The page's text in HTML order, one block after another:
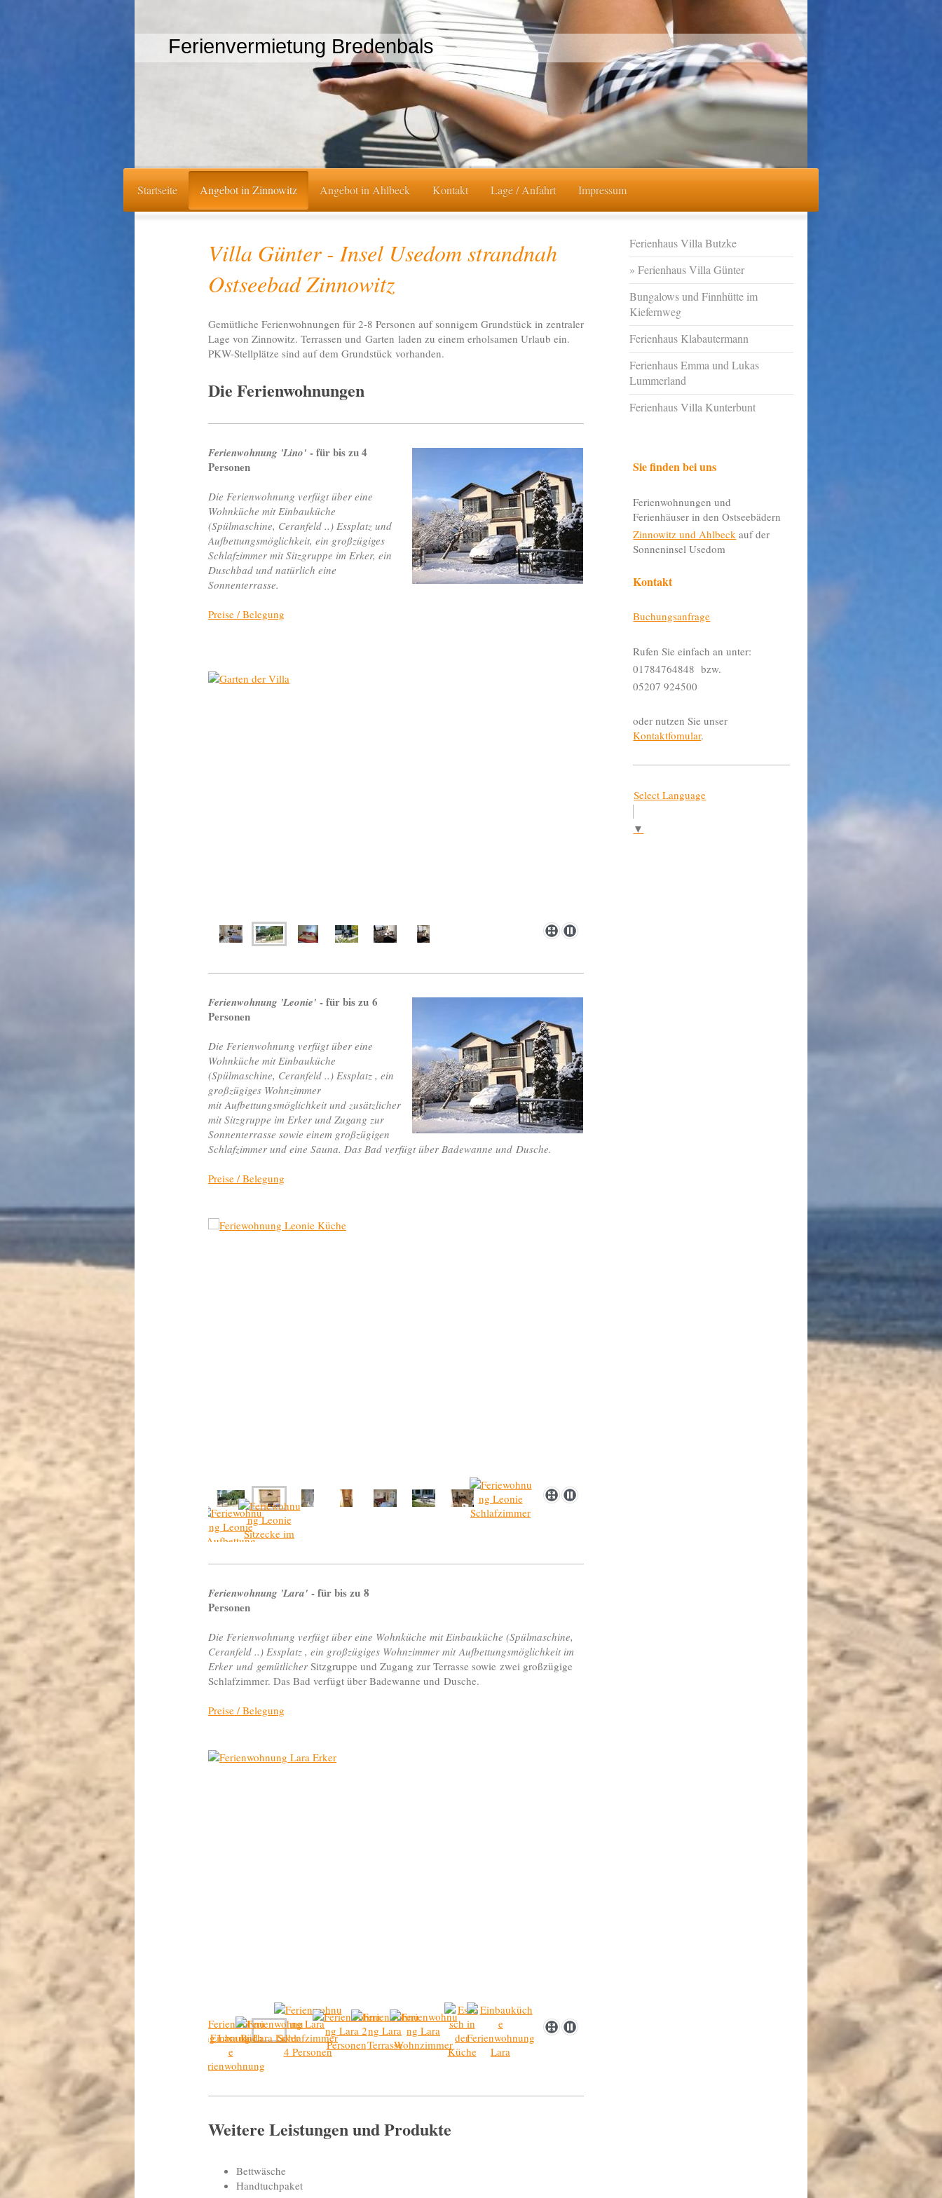
Ferienvermietung Bredenbals
Startseite Angebot in Zinnowitz Angebot in Ahlbeck Kontakt Lage / Anfahrt Impressum
Villa Günter - Insel Usedom strandnah
Ostseebad Zinnowitz
Gemütliche Ferienwohnungen für 2-8 Personen auf sonnigem Grundstück in zentraler
Lage von Zinnowitz. Terrassen und Garten laden zu einem erholsamen Urlaub ein.
PKW-Stellplätze sind auf dem Grundstück vorhanden.
Die Ferienwohnungen
Ferienwohnung 'Lino' - für bis zu 4
Personen
Die Ferienwohnung verfügt über eine
Wohnküche mit Einbauküche
(Spülmaschine, Ceranfeld ..) Essplatz und
Aufbettungsmöglichkeit, ein großzügiges
Schlafzimmer mit Sitzgruppe im Erker, ein
Duschbad und natürlich eine
Sonnenterrasse.
Preise / Belegung
Ferienwohnung 'Leonie' - für bis zu 6
Personen
Die Ferienwohnung verfügt über eine
Wohnküche mit Einbauküche
(Spülmaschine, Ceranfeld ..) Essplatz , ein
großzügiges Wohnzimmer
mit Aufbettungsmöglichkeit und zusätzlicher
mit Sitzgruppe im Erker und Zugang zur
Sonnenterrasse sowie einem großzügigen
Schlafzimmer und eine Sauna. Das Bad verfügt über Badewanne und Dusche.
Preise / Belegung
Ferienwohnung 'Lara' - für bis zu 8
Personen
Die Ferienwohnung verfügt über eine Wohnküche mit Einbauküche (Spülmaschine,
Ceranfeld ..) Essplatz , ein großzügiges Wohnzimmer mit Aufbettungsmöglichkeit im
Erker und gemütlicher Sitzgruppe und Zugang zur Terrasse sowie zwei großzügige
Schlafzimmer. Das Bad verfügt über Badewanne und Dusche.
Preise / Belegung
Weitere Leistungen und Produkte
Bettwäsche
Handtuchpaket
Ferienhaus Villa Butzke
Ferienhaus Villa Günter
Bungalows und Finnhütte im
Kiefernweg
Ferienhaus Klabautermann
Ferienhaus Emma und Lukas
Lummerland
Ferienhaus Villa Kunterbunt
Sie finden bei uns
Ferienwohnungen und
Ferienhäuser in den Ostseebädern
Zinnowitz und Ahlbeck auf der
Sonneninsel Usedom
Kontakt
Buchungsanfrage
Rufen Sie einfach an unter:
01784764848 bzw.
05207 924500
oder nutzen Sie unser
Kontaktfomular.
Select Language
▼